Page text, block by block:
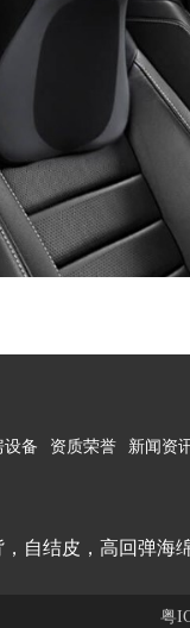
设备 资质荣誉 新闻资
自结皮，高回弹海
粤